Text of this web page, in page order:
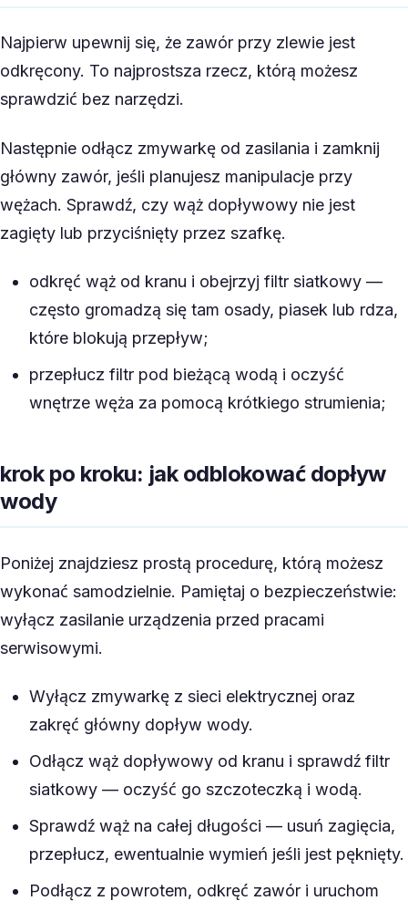
Najpierw upewnij się, że zawór przy zlewie jest
odkręcony. To najprostsza rzecz, którą możesz
sprawdzić bez narzędzi.
Następnie odłącz zmywarkę od zasilania i zamknij
główny zawór, jeśli planujesz manipulacje przy
wężach. Sprawdź, czy wąż dopływowy nie jest
zagięty lub przyciśnięty przez szafkę.
odkręć wąż od kranu i obejrzyj filtr siatkowy —
często gromadzą się tam osady, piasek lub rdza,
które blokują przepływ;
przepłucz filtr pod bieżącą wodą i oczyść
wnętrze węża za pomocą krótkiego strumienia;
krok po kroku: jak odblokować dopływ
wody
Poniżej znajdziesz prostą procedurę, którą możesz
wykonać samodzielnie. Pamiętaj o bezpieczeństwie:
wyłącz zasilanie urządzenia przed pracami
serwisowymi.
Wyłącz zmywarkę z sieci elektrycznej oraz
zakręć główny dopływ wody.
Odłącz wąż dopływowy od kranu i sprawdź filtr
siatkowy — oczyść go szczoteczką i wodą.
Sprawdź wąż na całej długości — usuń zagięcia,
przepłucz, ewentualnie wymień jeśli jest pęknięty.
Podłącz z powrotem, odkręć zawór i uruchom